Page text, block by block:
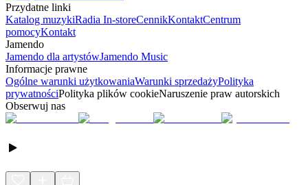
Przydatne linki
Katalog muzykiRadia In-storeCennikKontaktCentrum
pomocyKontakt
Jamendo
Jamendo dla artystówJamendo Music
Informacje prawne
Ogólne warunki użytkowaniaWarunki sprzedażyPolityka
prywatnościPolityka plików cookieNaruszenie praw autorskich
Obserwuj nas